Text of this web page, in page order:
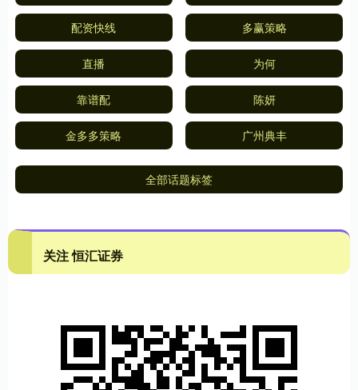
配资快线 多赢策略
直播 为何
靠谱配 陈妍
金多多策略 广州典丰
全部话题标签
关注 恒汇证券